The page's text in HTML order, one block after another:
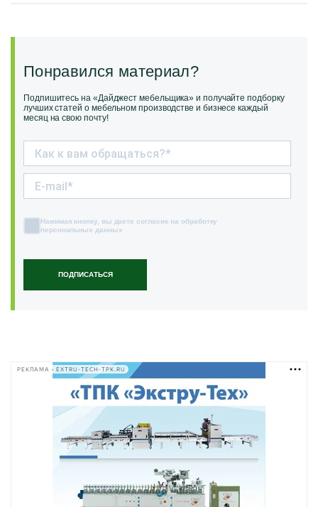
Понравился материал?
Подпишитесь на «Дайджест мебельщика» и получайте подборку
лучших статей о мебельном производстве и бизнесе каждый
месяц на свою почту!
ПОДПИСАТЬСЯ
Нажимая кнопку, вы даете согласие на обработку
персональных данных
РЕКЛАМА • EXTRU-TECH-TPK.RU